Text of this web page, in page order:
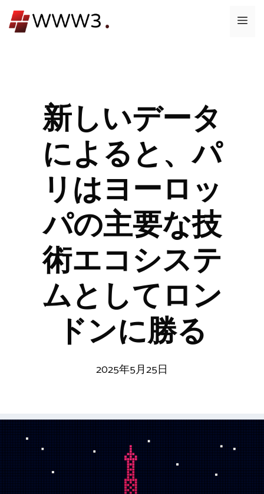
ン
メ
新しいデータ
によると、パ
リはヨーロッ
パの主要な技
術エコシステ
ムとしてロン
ドンに勝る
2025年5月25日